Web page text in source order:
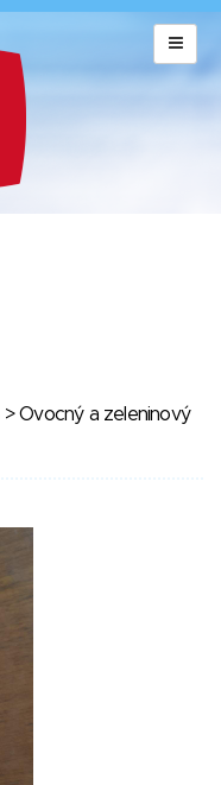
>Ovocný a zeleninový